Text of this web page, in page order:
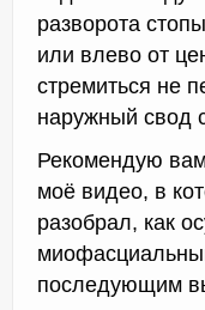
разворота
или влево от
стремиться не
наружный свод
Рекомендую
моё видео, в
разобрал, как
последующим